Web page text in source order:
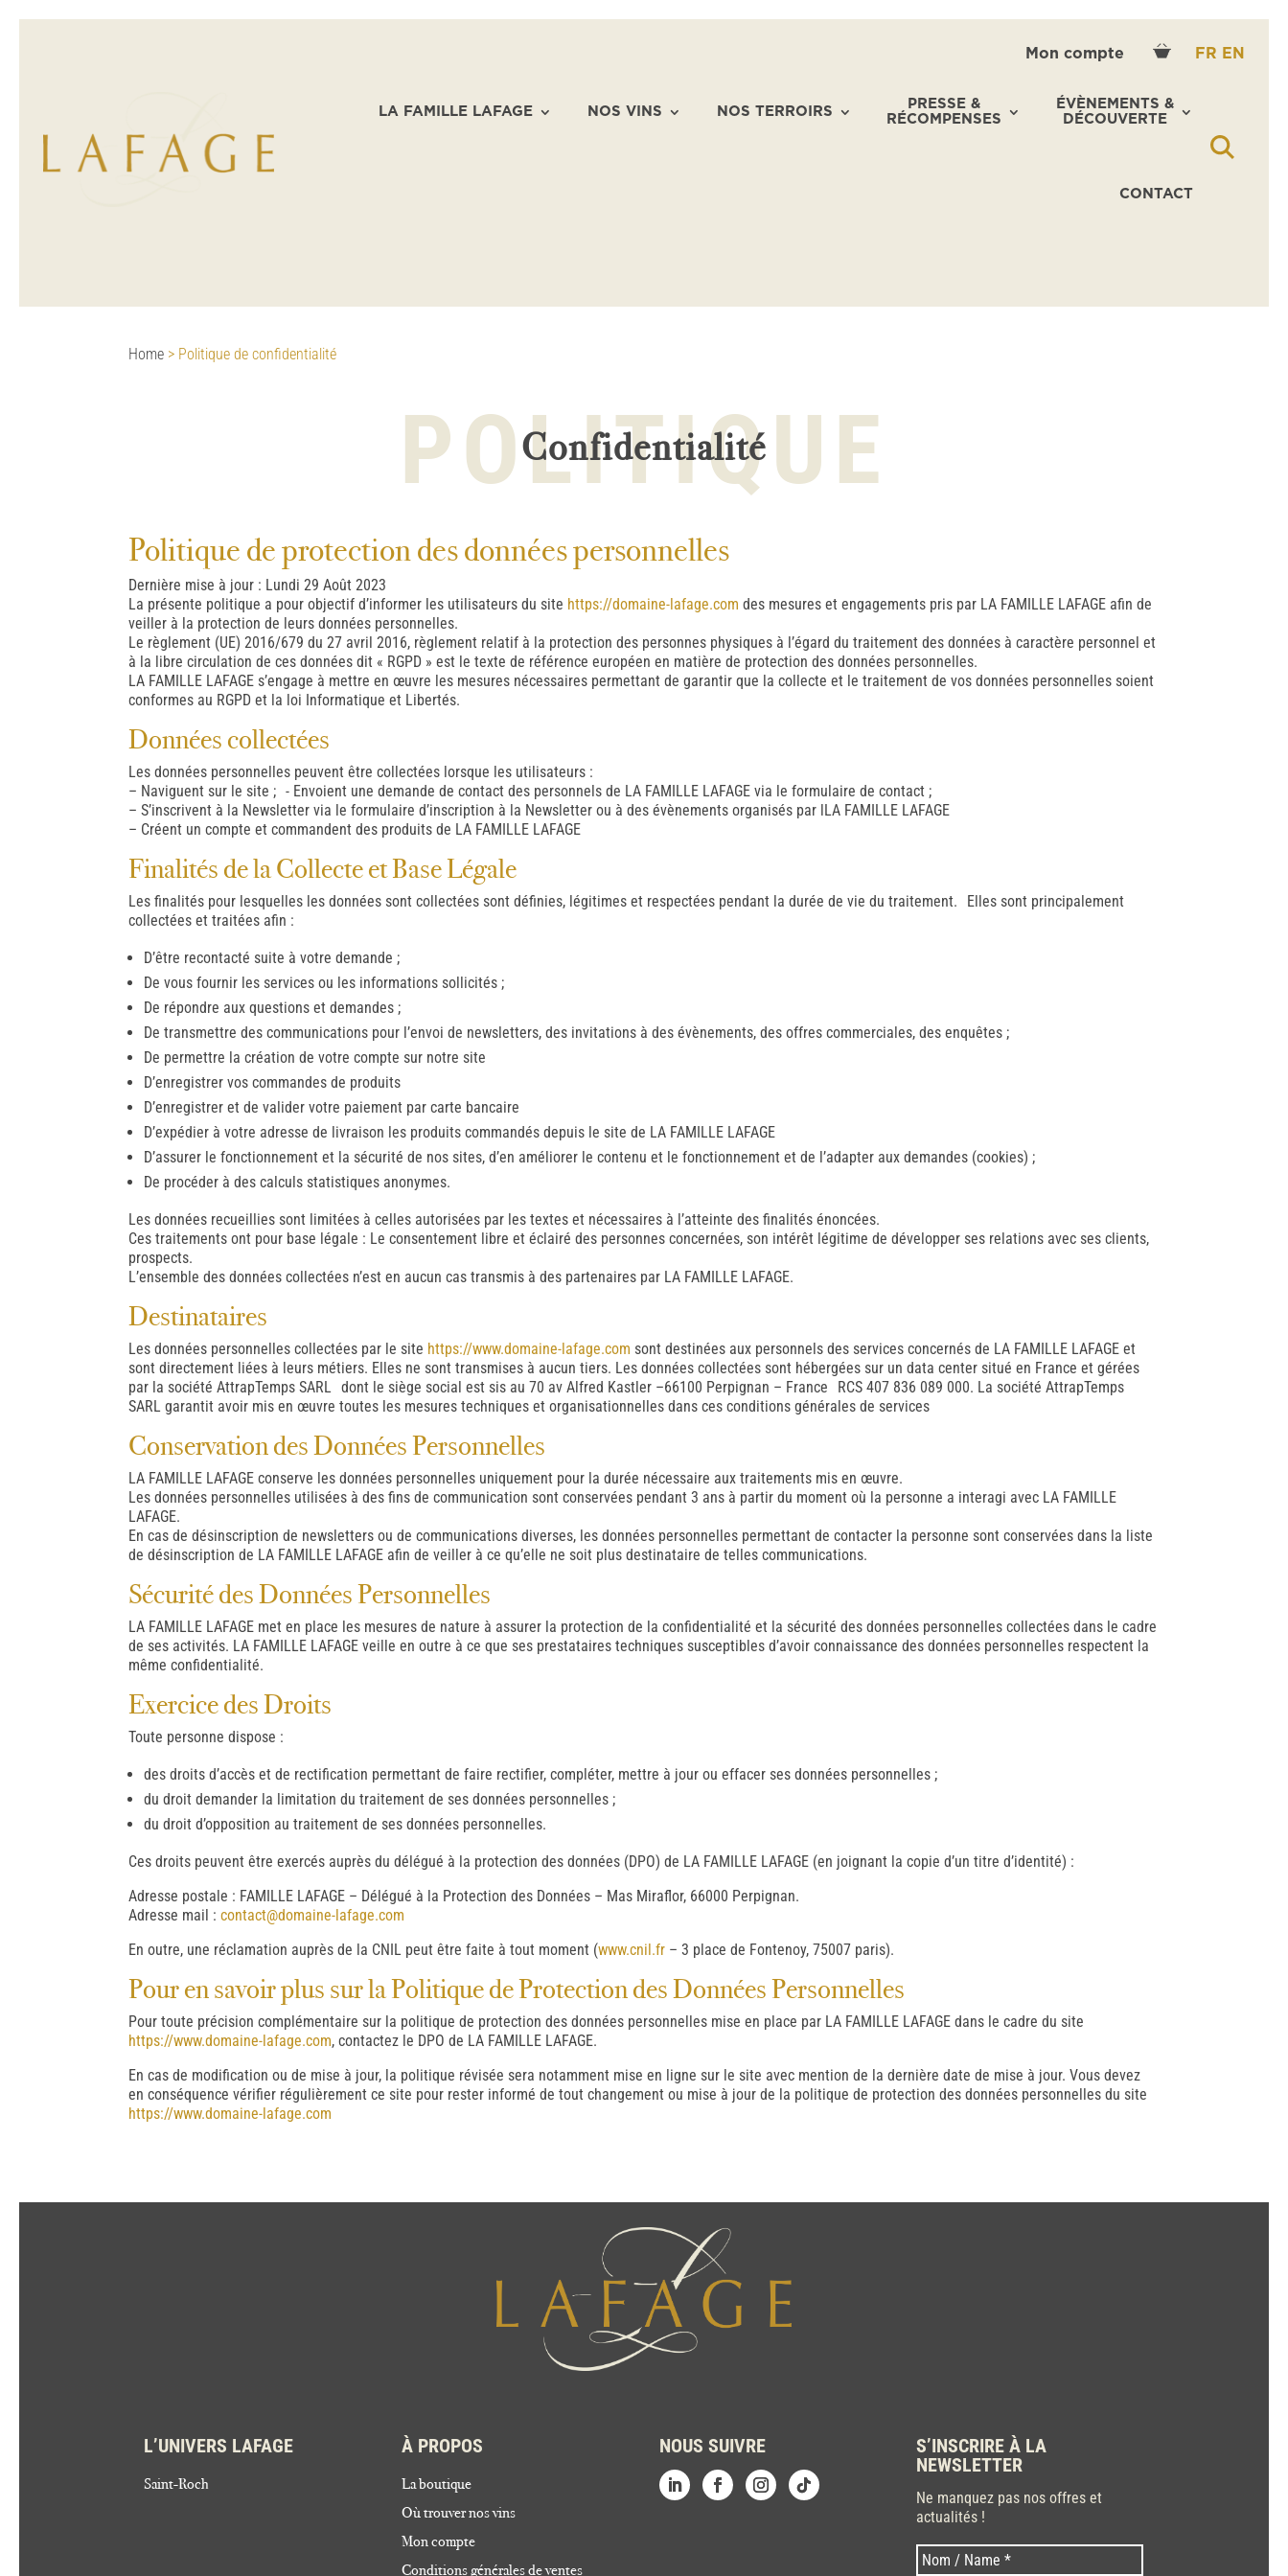
Mon compte FR EN
LA FAMILLE LAFAGE NOS VINS NOS TERROIRS
PRESSE &
RÉCOMPENSES
ÉVÈNEMENTS &
DÉCOUVERTE
CONTACT
Home > Politique de confidentialité
POLITIQUE
Confidentialité
Politique de protection des données personnelles
Dernière mise à jour : Lundi 29 Août 2023
La présente politique a pour objectif d’informer les utilisateurs du site https://domaine-lafage.com des mesures et engagements pris par LA FAMILLE LAFAGE afin de
veiller à la protection de leurs données personnelles.
Le règlement (UE) 2016/679 du 27 avril 2016, règlement relatif à la protection des personnes physiques à l’égard du traitement des données à caractère personnel et
à la libre circulation de ces données dit « RGPD » est le texte de référence européen en matière de protection des données personnelles.
LA FAMILLE LAFAGE s’engage à mettre en œuvre les mesures nécessaires permettant de garantir que la collecte et le traitement de vos données personnelles soient
conformes au RGPD et la loi Informatique et Libertés.
Données collectées
Les données personnelles peuvent être collectées lorsque les utilisateurs :
– Naviguent sur le site ; - Envoient une demande de contact des personnels de LA FAMILLE LAFAGE via le formulaire de contact ;
– S’inscrivent à la Newsletter via le formulaire d’inscription à la Newsletter ou à des évènements organisés par lLA FAMILLE LAFAGE
– Créent un compte et commandent des produits de LA FAMILLE LAFAGE
Finalités de la Collecte et Base Légale
Les finalités pour lesquelles les données sont collectées sont définies, légitimes et respectées pendant la durée de vie du traitement. Elles sont principalement
collectées et traitées afin :
D’être recontacté suite à votre demande ;
De vous fournir les services ou les informations sollicités ;
De répondre aux questions et demandes ;
De transmettre des communications pour l’envoi de newsletters, des invitations à des évènements, des offres commerciales, des enquêtes ;
De permettre la création de votre compte sur notre site
D’enregistrer vos commandes de produits
D’enregistrer et de valider votre paiement par carte bancaire
D’expédier à votre adresse de livraison les produits commandés depuis le site de LA FAMILLE LAFAGE
D’assurer le fonctionnement et la sécurité de nos sites, d’en améliorer le contenu et le fonctionnement et de l’adapter aux demandes (cookies) ;
De procéder à des calculs statistiques anonymes.
Les données recueillies sont limitées à celles autorisées par les textes et nécessaires à l’atteinte des finalités énoncées.
Ces traitements ont pour base légale : Le consentement libre et éclairé des personnes concernées, son intérêt légitime de développer ses relations avec ses clients,
prospects.
L’ensemble des données collectées n’est en aucun cas transmis à des partenaires par LA FAMILLE LAFAGE.
Destinataires
Les données personnelles collectées par le site https://www.domaine-lafage.com sont destinées aux personnels des services concernés de LA FAMILLE LAFAGE et
sont directement liées à leurs métiers. Elles ne sont transmises à aucun tiers. Les données collectées sont hébergées sur un data center situé en France et gérées
par la société AttrapTemps SARL dont le siège social est sis au 70 av Alfred Kastler –66100 Perpignan – France RCS 407 836 089 000. La société AttrapTemps
SARL garantit avoir mis en œuvre toutes les mesures techniques et organisationnelles dans ces conditions générales de services
Conservation des Données Personnelles
LA FAMILLE LAFAGE conserve les données personnelles uniquement pour la durée nécessaire aux traitements mis en œuvre.
Les données personnelles utilisées à des fins de communication sont conservées pendant 3 ans à partir du moment où la personne a interagi avec LA FAMILLE
LAFAGE.
En cas de désinscription de newsletters ou de communications diverses, les données personnelles permettant de contacter la personne sont conservées dans la liste
de désinscription de LA FAMILLE LAFAGE afin de veiller à ce qu’elle ne soit plus destinataire de telles communications.
Sécurité des Données Personnelles
LA FAMILLE LAFAGE met en place les mesures de nature à assurer la protection de la confidentialité et la sécurité des données personnelles collectées dans le cadre
de ses activités. LA FAMILLE LAFAGE veille en outre à ce que ses prestataires techniques susceptibles d’avoir connaissance des données personnelles respectent la
même confidentialité.
Exercice des Droits
Toute personne dispose :
des droits d’accès et de rectification permettant de faire rectifier, compléter, mettre à jour ou effacer ses données personnelles ;
du droit demander la limitation du traitement de ses données personnelles ;
du droit d’opposition au traitement de ses données personnelles.
Ces droits peuvent être exercés auprès du délégué à la protection des données (DPO) de LA FAMILLE LAFAGE (en joignant la copie d’un titre d’identité) :
Adresse postale : FAMILLE LAFAGE – Délégué à la Protection des Données – Mas Miraflor, 66000 Perpignan.
Adresse mail :contact@domaine-lafage.com
En outre, une réclamation auprès de la CNIL peut être faite à tout moment (www.cnil.fr – 3 place de Fontenoy, 75007 paris).
Pour en savoir plus sur la Politique de Protection des Données Personnelles
Pour toute précision complémentaire sur la politique de protection des données personnelles mise en place par LA FAMILLE LAFAGE dans le cadre du site
https://www.domaine-lafage.com, contactez le DPO de LA FAMILLE LAFAGE.
En cas de modification ou de mise à jour, la politique révisée sera notamment mise en ligne sur le site avec mention de la dernière date de mise à jour. Vous devez
en conséquence vérifier régulièrement ce site pour rester informé de tout changement ou mise à jour de la politique de protection des données personnelles du site
https://www.domaine-lafage.com
L’UNIVERS LAFAGE
Saint-Roch
À PROPOS
La boutique
Où trouver nos vins
Mon compte
Conditions générales de ventes
NOUS SUIVRE
S’INSCRIRE À LA
NEWSLETTER
Ne manquez pas nos offres et
actualités !
Nom
* Nom